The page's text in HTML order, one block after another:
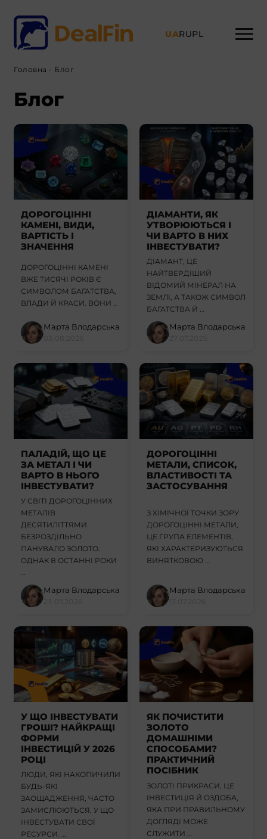
UARUPL
Головна - Блог
Блог
ДОРОГОЦІННІ
КАМЕНІ, ВИДИ,
ВАРТІСТЬ І
ЗНАЧЕННЯ
ДОРОГОЦІННІ КАМЕНІ
ВЖЕ ТИСЯЧІ РОКІВ Є
СИМВОЛОМ БАГАТСТВА,
ВЛАДИ Й КРАСИ. ВОНИ …
Марта Влодарська
ДІАМАНТИ, ЯК
УТВОРЮЮТЬСЯ І
ЧИ ВАРТО В НИХ
ІНВЕСТУВАТИ?
ДІАМАНТ, ЦЕ
НАЙТВЕРДІШИЙ
ВІДОМИЙ МІНЕРАЛ НА
ЗЕМЛІ, А ТАКОЖ СИМВОЛ
БАГАТСТВА Й …
Марта Влодарська
ПАЛАДІЙ, ЩО ЦЕ
ЗА МЕТАЛ І ЧИ
ВАРТО В НЬОГО
ІНВЕСТУВАТИ?
У СВІТІ ДОРОГОЦІННИХ
МЕТАЛІВ
ДЕСЯТИЛІТТЯМИ
БЕЗРОЗДІЛЬНО
ПАНУВАЛО ЗОЛОТО.
ОДНАК В ОСТАННІ РОКИ
Марта Влодарська
ДОРОГОЦІННІ
МЕТАЛИ, СПИСОК,
ВЛАСТИВОСТІ ТА
ЗАСТОСУВАННЯ
З ХІМІЧНОЇ ТОЧКИ ЗОРУ
ДОРОГОЦІННІ МЕТАЛИ,
ЦЕ ГРУПА ЕЛЕМЕНТІВ,
ЯКІ ХАРАКТЕРИЗУЮТЬСЯ
ВИНЯТКОВОЮ …
Марта Влодарська
У ЩО ІНВЕСТУВАТИ
ГРОШІ? НАЙКРАЩІ
ФОРМИ
ІНВЕСТИЦІЙ У 2026
РОЦІ
ЛЮДИ, ЯКІ НАКОПИЧИЛИ
БУДЬ-ЯКІ
ЗАОЩАДЖЕННЯ, ЧАСТО
ЗАМИСЛЮЮТЬСЯ, У ЩО
ІНВЕСТУВАТИ СВОЇ
РЕСУРСИ. …
ЯК ПОЧИСТИТИ
ЗОЛОТО
ДОМАШНІМИ
СПОСОБАМИ?
ПРАКТИЧНИЙ
ПОСІБНИК
ЗОЛОТІ ПРИКРАСИ, ЦЕ
ІНВЕСТИЦІЯ Й ОЗДОБА,
ЯКА ПРИ ПРАВИЛЬНОМУ
ДОГЛЯДІ МОЖЕ
СЛУЖИТИ …